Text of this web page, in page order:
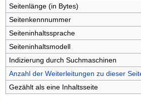
Seitenlänge (in Bytes)
Seitenkennnummer
Seiteninhaltssprache
Seiteninhaltsmodell
Indizierung durch Suchmaschinen
Anzahl der Weiterleitungen zu dieser
Gezählt als eine Inhaltsseite